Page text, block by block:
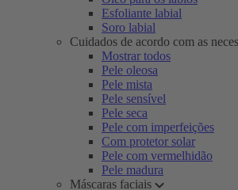
Esfoliante labial
Soro labial
Cuidados de acordo com as
Mostrar todos
Pele oleosa
Pele mista
Pele sensível
Pele seca
Pele com imperfeições
Com protetor solar
Pele com vermelhidão
Pele madura
Máscaras faciais